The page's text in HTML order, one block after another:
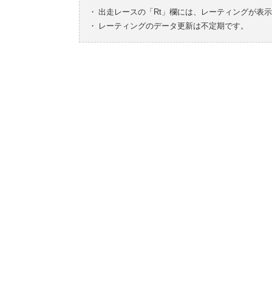
・ 出走レースの「Rt」欄には、レーティングが表
・
レーティングのデータ更新は不定期です。